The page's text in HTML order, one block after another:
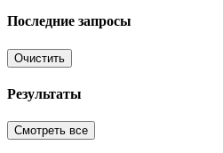
Последние запросы
Очистить
Результаты
Смотреть все